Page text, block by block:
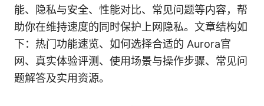
能、隐私与安全、性能对比、常见问题等内容，帮
助你在维持速度的同时保护上网隐私。文章结构如
下：热门功能速览、如何选择合适的 Aurora官
网、真实体验评测、使用场景与操作步骤、常见问
题解答及实用资源。